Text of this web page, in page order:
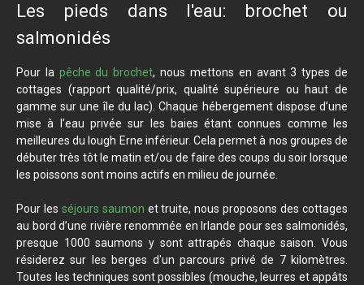
Les pieds dans l'eau: brochet ou
salmonidés
Pour la pêche du brochet, nous mettons en avant 3 types de
cottages (rapport qualité/prix, qualité supérieure ou haut de
gamme sur une île du lac). Chaque hébergement dispose d’une
mise à l’eau privée sur les baies étant connues comme les
meilleures du lough Erne inférieur. Cela permet à nos groupes de
débuter très tôt le matin et/ou de faire des coups du soir lorsque
les poissons sont moins actifs en milieu de journée.
Pour les séjours saumon et truite, nous proposons des cottages
au bord d’une rivière renommée en Irlande pour ses salmonidés,
presque 1000 saumons y sont attrapés chaque saison. Vous
résiderez sur les berges d'un parcours privé de 7 kilomètres.
Toutes les techniques sont possibles (mouche, leurres et appâts